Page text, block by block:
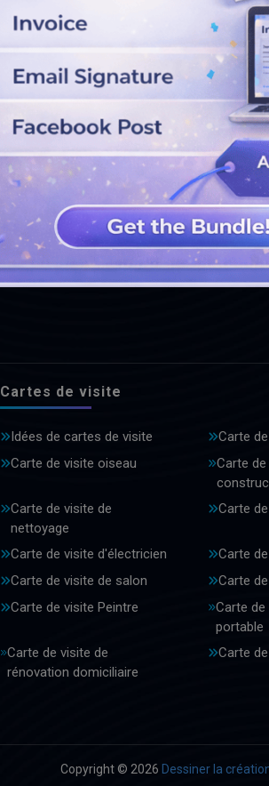
VOIR PLUS DE
Cartes de visite
Idées de cartes de visite
Carte
Carte de visite oiseau
Carte
Carte de visite de
nettoyage
Carte
Carte de visite d'électricien
Carte
Carte de visite de salon
Carte
Carte de visite Peintre
Carte de
portable
Carte de visite de
rénovation domiciliaire
Carte
Copyright © 2026 Dessiner la